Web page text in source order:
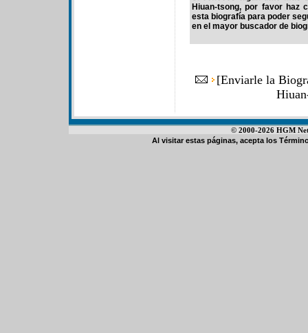
Hiuan-tsong, por favor haz
esta biografía para poder
en el mayor buscador de
[Enviarle la
© 2000-2026 HGM
Al visitar estas páginas, acepta los